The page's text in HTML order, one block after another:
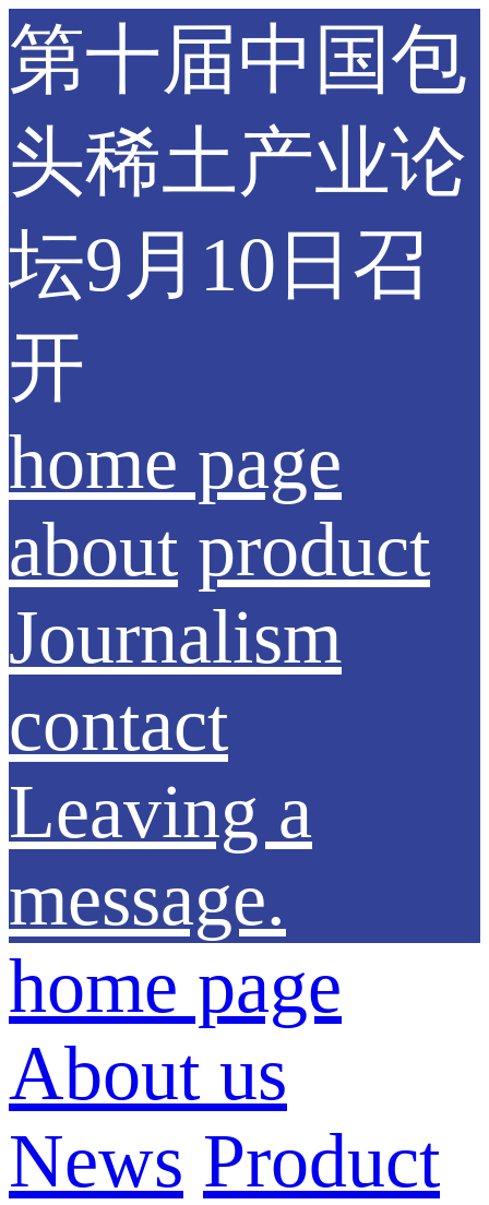
第十届中国包
头稀土产业论
坛9月10日召
开
home page
about product
Journalism
contact
Leaving a
message.
home page
About us
News Product